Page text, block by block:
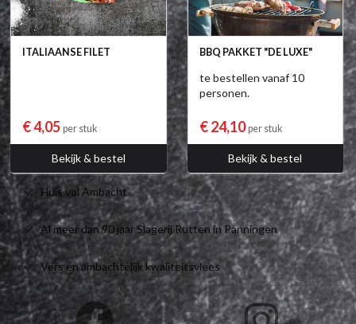
ITALIAANSE FILET
€ 4,05 per stuk
Bekijk & bestel
BBQ PAKKET "DE LUXE"
te bestellen vanaf 10
personen.
€ 24,10per stuk
Bekijk & bestel
Huis vol Ambacht
Al meer dan 90 jaar Slagerij Rutten in Panningen
Vers en ambachtelijk kwaliteitsvlees